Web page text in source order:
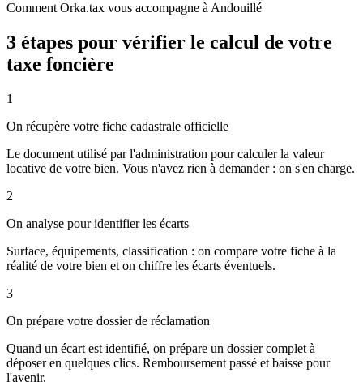
Comment Orka.tax vous accompagne à Andouillé
3 étapes pour vérifier le calcul de votre
taxe foncière
1
On récupère votre fiche cadastrale officielle
Le document utilisé par l'administration pour calculer la valeur
locative de votre bien. Vous n'avez rien à demander : on s'en charge.
2
On analyse pour identifier les écarts
Surface, équipements, classification : on compare votre fiche à la
réalité de votre bien et on chiffre les écarts éventuels.
3
On prépare votre dossier de réclamation
Quand un écart est identifié, on prépare un dossier complet à
déposer en quelques clics. Remboursement passé et baisse pour
l'avenir.